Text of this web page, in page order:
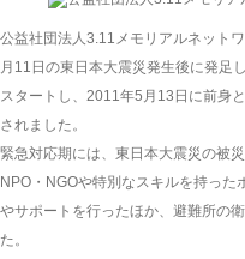
公益社団法人3.11メモリアルネット
月11日の東日本大震災発生後に発足
スタートし、2011年5月13日に前身
されました。
緊急対応期には、東日本大震災の被
NPO・NGOや特別なスキルを持っ
やサポートを行ったほか、避難所の
た。